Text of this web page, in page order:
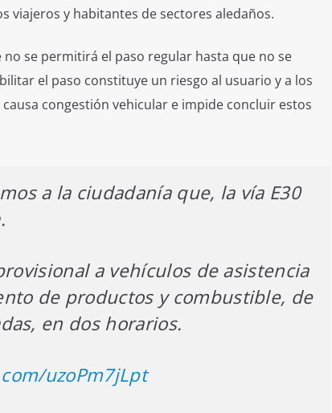
viajeros y habitantes de sectores aledaños.
se permitirá el paso regular hasta que no se
el paso constituye un riesgo al usuario y a los
congestión vehicular e impide concluir estos
a la ciudadanía que, la vía E30
a vehículos de asistencia
de productos y combustible, de
en dos horarios.
uzoPm7jLpt